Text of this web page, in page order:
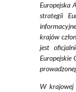
Europejska
strategii
krajów
jest
Europejskie
W krajowej